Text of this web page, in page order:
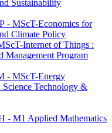
Sustainability
- MScT-Economics for
Climate Policy
Internet of Things :
Management Program
- MScT-Energy
Technology &
- M1 Applied Mathematics